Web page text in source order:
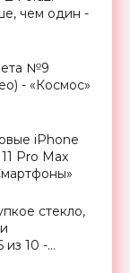
чем один -
№9
- «Космос»
iPhone
Pro Max
стекло,
из 10 -